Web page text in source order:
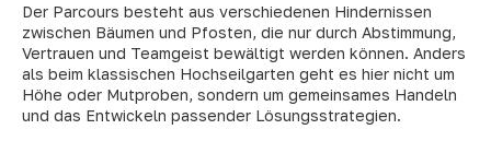
Der Parcours besteht aus verschiedenen Hindernissen
zwischen Bäumen und Pfosten, die nur durch Abstimmung,
Vertrauen und Teamgeist bewältigt werden können. Anders
als beim klassischen Hochseilgarten geht es hier nicht um
Höhe oder Mutproben, sondern um gemeinsames Handeln
und das Entwickeln passender Lösungsstrategien.